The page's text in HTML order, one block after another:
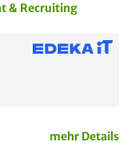
& Recruiting
mehr Details